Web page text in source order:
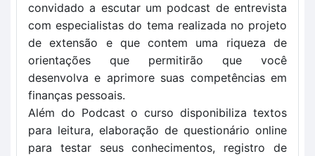
convidado a escutar um podcast de entrevista
com especialistas do tema realizada no projeto
de extensão e que contem uma riqueza de
orientações que permitirão que você
desenvolva e aprimore suas competências em
finanças pessoais.
Além do Podcast o curso disponibiliza textos
para leitura, elaboração de questionário online
para testar seus conhecimentos, registro de